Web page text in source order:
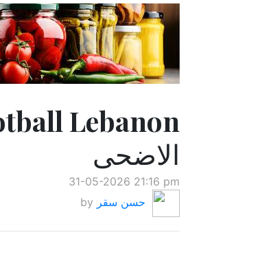
الاضحى
31-05-2026 21:16 pm
by حسن سقر